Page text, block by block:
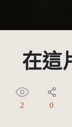
在這
2 0